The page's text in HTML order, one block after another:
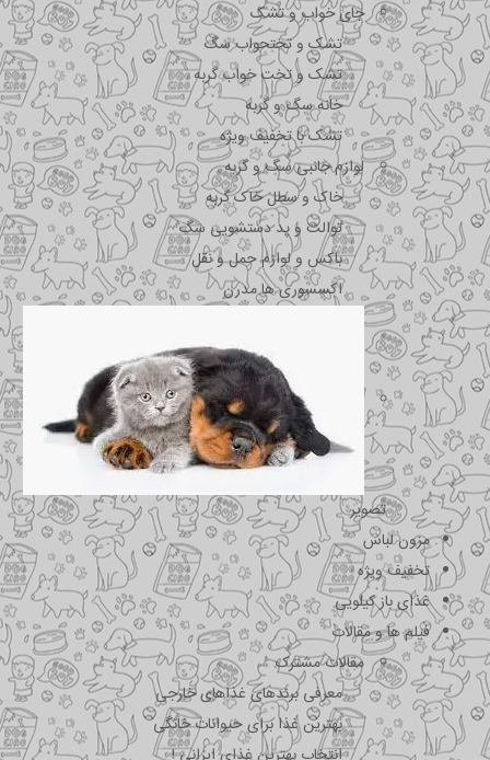
جای خواب و تشک
تشک و تختحواب سگ
تشک و تخت خواب گربه
خانه سگ و گربه
تشک با تخفیف ویژه
لوازم جانبی سگ و گربه
خاک و سطل خاک گربه
توالت و پد دستشویی سگ
باکس و لوازم حمل و نقل
اکسسوری ها مدرن
تصویر
مزون لباس
تخفیف ویژه
غذای باز کیلویی
فیلم ها و مقالات
مقالات مشترک
معرفی برندهای غذاهای خارجی
بهترین غذا برای حیوانات خانگی